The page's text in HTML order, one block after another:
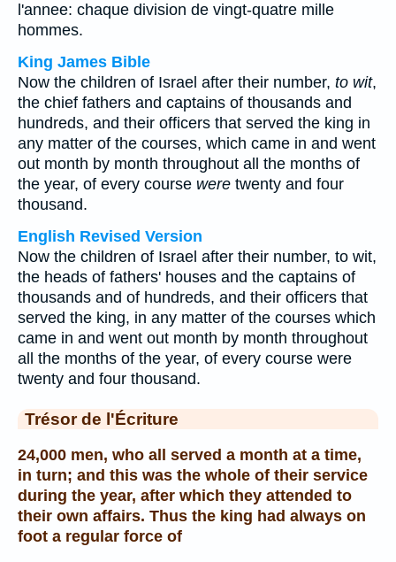
l'annee: chaque division de vingt-quatre mille
hommes.
King James Bible
Now the children of Israel after their number, to wit,
the chief fathers and captains of thousands and
hundreds, and their officers that served the king in
any matter of the courses, which came in and went
out month by month throughout all the months of
the year, of every course were twenty and four
thousand.
English Revised Version
Now the children of Israel after their number, to wit,
the heads of fathers' houses and the captains of
thousands and of hundreds, and their officers that
served the king, in any matter of the courses which
came in and went out month by month throughout
all the months of the year, of every course were
twenty and four thousand.
Trésor de l'Écriture
24,000 men, who all served a month at a time,
in turn; and this was the whole of their service
during the year, after which they attended to
their own affairs. Thus the king had always on
foot a regular force of